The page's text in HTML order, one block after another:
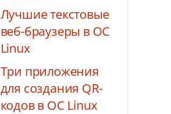
Лучшие текстовые
веб-браузеры в ОС
Linux
Три приложения
для создания QR-
кодов в ОС Linux